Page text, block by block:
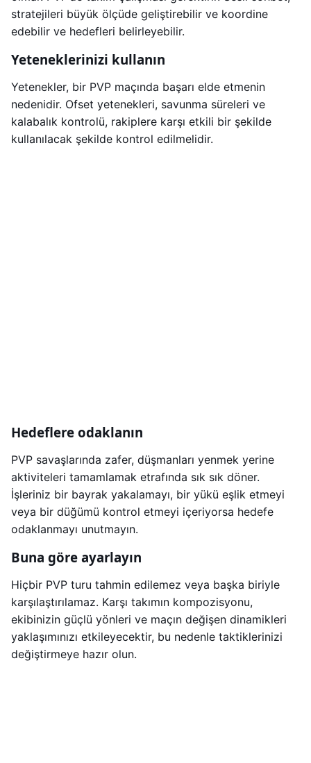
stratejileri büyük ölçüde geliştirebilir ve koordine
edebilir ve hedefleri belirleyebilir.
Yeteneklerinizi kullanın
Yetenekler, bir PVP maçında başarı elde etmenin
nedenidir. Ofset yetenekleri, savunma süreleri ve
kalabalık kontrolü, rakiplere karşı etkili bir şekilde
kullanılacak şekilde kontrol edilmelidir.
Hedeflere odaklanın
PVP savaşlarında zafer, düşmanları yenmek yerine
aktiviteleri tamamlamak etrafında sık sık döner.
İşleriniz bir bayrak yakalamayı, bir yükü eşlik etmeyi
veya bir düğümü kontrol etmeyi içeriyorsa hedefe
odaklanmayı unutmayın.
Buna göre ayarlayın
Hiçbir PVP turu tahmin edilemez veya başka biriyle
karşılaştırılamaz. Karşı takımın kompozisyonu,
ekibinizin güçlü yönleri ve maçın değişen dinamikleri
yaklaşımınızı etkileyecektir, bu nedenle taktiklerinizi
değiştirmeye hazır olun.